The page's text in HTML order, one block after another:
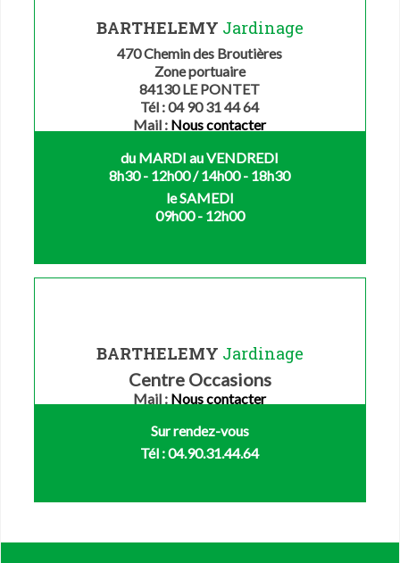
BARTHELEMY Jardinage
470 Chemin des Broutières
Zone portuaire
84130 LE PONTET
Tél : 04 90 31 44 64
Mail : Nous contacter
du MARDI au VENDREDI
8h30 - 12h00 / 14h00 - 18h30
le SAMEDI
09h00 - 12h00
BARTHELEMY Jardinage
Centre Occasions
Mail : Nous contacter
Sur rendez-vous
Tél : 04.90.31.44.64